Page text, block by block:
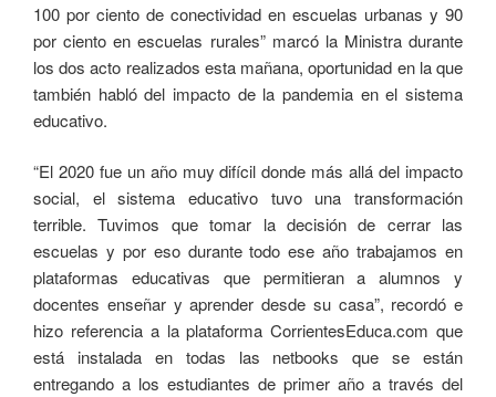
100 por ciento de conectividad en escuelas urbanas y 90
por ciento en escuelas rurales” marcó la Ministra durante
los dos acto realizados esta mañana, oportunidad en la que
también habló del impacto de la pandemia en el sistema
educativo.
“El 2020 fue un año muy difícil donde más allá del impacto
social, el sistema educativo tuvo una transformación
terrible. Tuvimos que tomar la decisión de cerrar las
escuelas y por eso durante todo ese año trabajamos en
plataformas educativas que permitieran a alumnos y
docentes enseñar y aprender desde su casa”, recordó e
hizo referencia a la plataforma CorrientesEduca.com que
está instalada en todas las netbooks que se están
entregando a los estudiantes de primer año a través del